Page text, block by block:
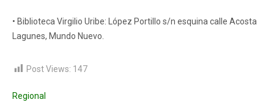
• Biblioteca Virgilio Uribe: López Portillo s/n esquina calle Acosta
Lagunes, Mundo Nuevo.
Post Views: 147
Regional